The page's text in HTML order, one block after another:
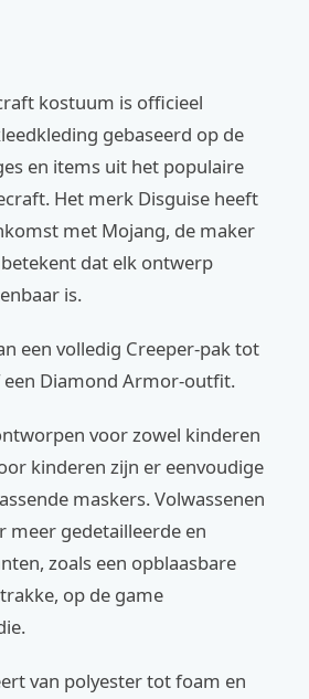
kostuum is officieel
gebaseerd op de
en items uit het populaire
Het merk Disguise heeft
met Mojang, de maker
dat elk ontwerp
is.
een volledig Creeper-pak tot
een Diamond Armor-outfit.
voor zowel kinderen
kinderen zijn er eenvoudige
maskers. Volwassenen
meer gedetailleerde en
zoals een opblaasbare
op de game
van polyester tot foam en